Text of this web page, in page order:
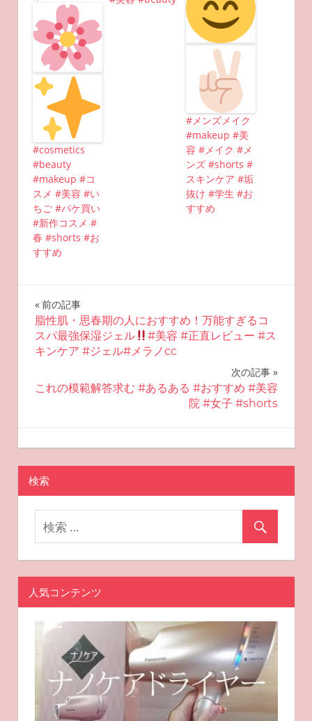
#cosmetics
#beauty
#makeup #コ
スメ #美容 #い
ちご #パケ買い
#新作コスメ #
春 #shorts #お
すすめ
#メンズメイク
#makeup #美
容 #メイク #メ
ンズ #shorts #
スキンケア #垢
抜け #学生 #お
すすめ
投
稿
ナ
ビ
ー
シ
ョ
ン
前の記事
脂性肌・思春期の人におすすめ！万能すぎるコ
スパ最強保湿ジェル
#美容 #正直レビュー #ス
キンケア #ジェル#メラノcc
次の記事
これの模範解答求む #あるある #おすすめ #美容
院 #女子 #shorts
2025-06-23
miyu
おすすめ美容
検索
人気コンテンツ